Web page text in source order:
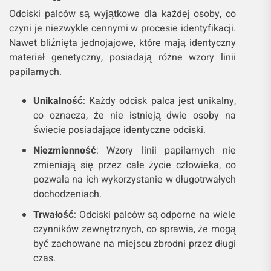
Odciski palców są wyjątkowe dla każdej osoby, co
czyni je niezwykle cennymi w procesie identyfikacji.
Nawet bliźnięta jednojajowe, które mają identyczny
materiał genetyczny, posiadają różne wzory linii
papilarnych.
Unikalność: Każdy odcisk palca jest unikalny,
co oznacza, że nie istnieją dwie osoby na
świecie posiadające identyczne odciski.
Niezmienność: Wzory linii papilarnych nie
zmieniają się przez całe życie człowieka, co
pozwala na ich wykorzystanie w długotrwałych
dochodzeniach.
Trwałość: Odciski palców są odporne na wiele
czynników zewnętrznych, co sprawia, że mogą
być zachowane na miejscu zbrodni przez długi
czas.